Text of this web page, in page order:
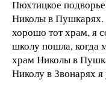
Пюхтицкое
Николы в Пушкарях.
хорошо тот храм, я
школу пошла, когда
храм Николы в
Николу в Звонарях